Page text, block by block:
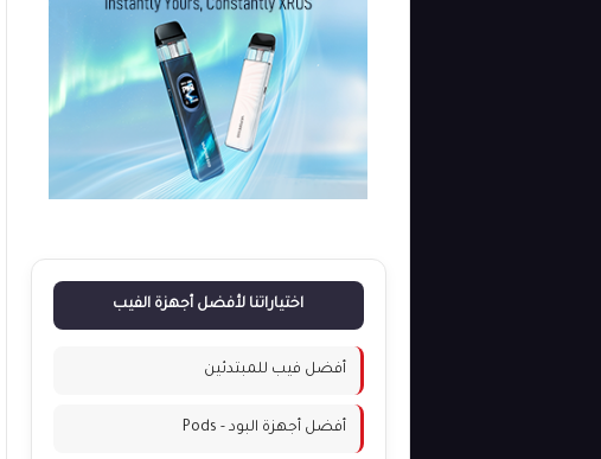
اختياراتنا لأفضل أجهزة الفيب
أفضل فيب للمبتدئين
أفضل أجهزة البود - Pods